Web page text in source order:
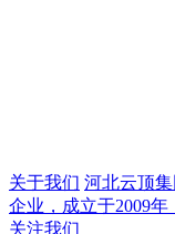
关于我们 河北云顶
企业，成立于2009年
关注我们